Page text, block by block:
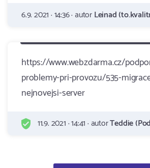
6.9. 2021 · 14:36 · autorLeinad
https://www.webzdarma.cz/
problemy-pri-provozu/535-
nejnovejsi-server
11.9. 2021 · 14:41 · autorTeddie